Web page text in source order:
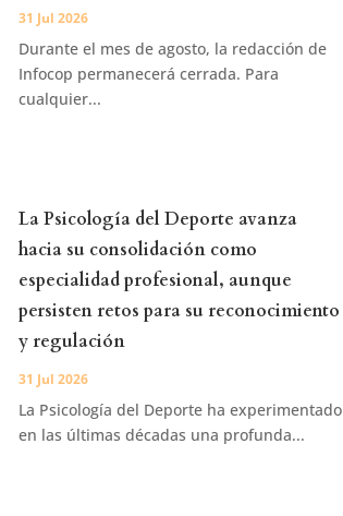
31 Jul 2026
Durante el mes de agosto, la redacción de
Infocop permanecerá cerrada. Para
cualquier...
La Psicología del Deporte avanza
hacia su consolidación como
especialidad profesional, aunque
persisten retos para su reconocimiento
y regulación
31 Jul 2026
La Psicología del Deporte ha experimentado
en las últimas décadas una profunda...